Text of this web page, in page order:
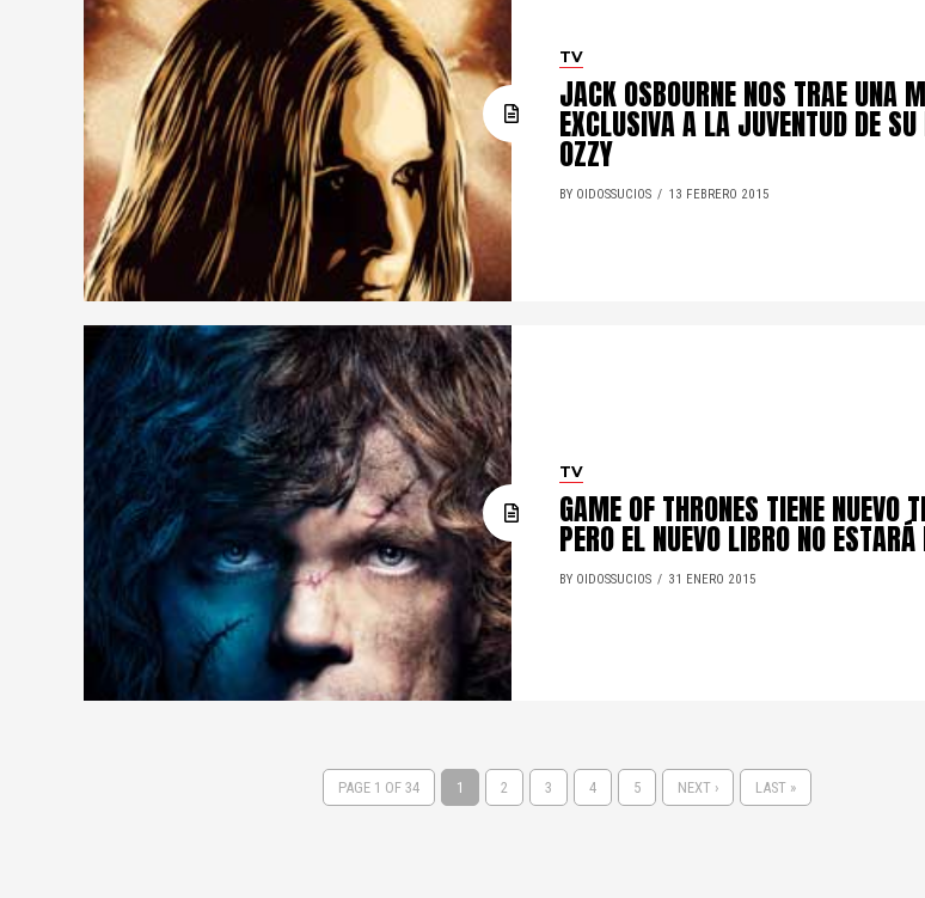
TV
JACK OSBOURNE NOS TRAE UNA
EXCLUSIVA A LA JUVENTUD DE
OZZY
BY OIDOSSUCIOS 13 FEBRERO 2015
TV
GAME OF THRONES TIENE NUEVO
PERO EL NUEVO LIBRO NO
BY OIDOSSUCIOS 31 ENERO 2015
PAGE 1 OF 34 1 2 3 4 5 NEXT › LAST »